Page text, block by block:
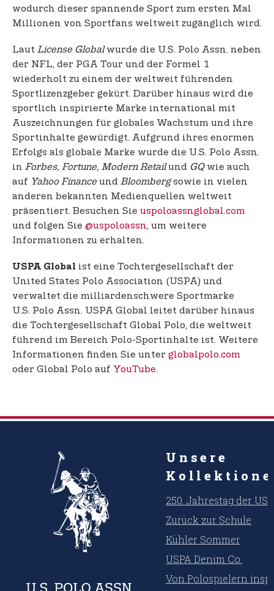
wodurch dieser spannende Sport zum ersten Mal
Millionen von Sportfans weltweit zugänglich wird.
Laut License Globalwurde die U.S. Polo Assn. neben
der NFL, der PGA Tour und der Formel 1
wiederholt zu einem der weltweit führenden
Sportlizenzgeber gekürt. Darüber hinaus wird die
sportlich inspirierte Marke international mit
Auszeichnungen für globales Wachstum und ihre
Sportinhalte gewürdigt. Aufgrund ihres enormen
Erfolgs als globale Marke wurde die U.S. Polo Assn.
in Forbes, Fortune, Modern Retailund GQwie auch
auf Yahoo Financeund Bloombergsowie in vielen
anderen bekannten Medienquellen weltweit
präsentiert. Besuchen Sie uspoloassnglobal.com
und folgen Sie @uspoloassn, um weitere
Informationen zu erhalten.
USPA Global ist eine Tochtergesellschaft der
United States Polo Association (USPA) und
verwaltet die milliardenschwere Sportmarke
U.S. Polo Assn. USPA Global leitet darüber hinaus
die Tochtergesellschaft Global Polo, die weltweit
führend im Bereich Polo-Sportinhalte ist. Weitere
Informationen finden Sie unter globalpolo.com
oder Global Polo auf YouTube.
Unsere
250. Jahrestag der
Zurück zur Schule
Kühler Sommer
USPA Denim Co.
Von Polospielern